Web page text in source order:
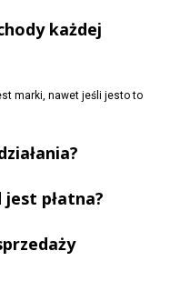
każdej
marki, nawet jeśli jesto to
jest płatna?